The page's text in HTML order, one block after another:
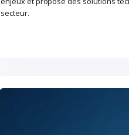
secteur.